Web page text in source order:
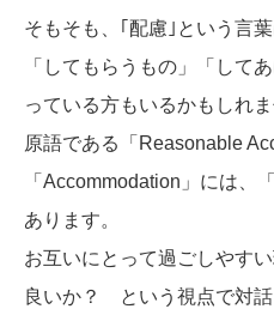
そもそも、｢配慮｣という言
「してもらうもの」「して
っている方もいるかもしれ
原語である「Reasonable
「Accommodation」には、
あります。
お互いにとって過ごしやす
良いか？ という視点で対話